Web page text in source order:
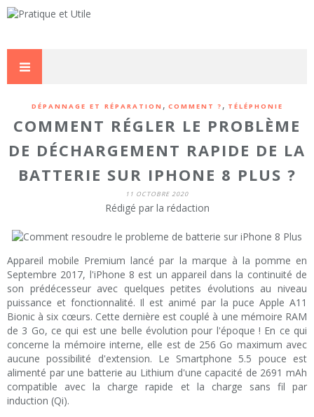
DÉPANNAGE ET RÉPARATION , COMMENT ? , TÉLÉPHONIE
COMMENT RÉGLER LE PROBLÈME
DE DÉCHARGEMENT RAPIDE DE LA
BATTERIE SUR IPHONE 8 PLUS ?
11 OCTOBRE 2020
Rédigé par la rédaction
Appareil mobile Premium lancé par la marque à la pomme en
Septembre 2017, l'iPhone 8 est un appareil dans la continuité de
son prédécesseur avec quelques petites évolutions au niveau
puissance et fonctionnalité. Il est animé par la puce Apple A11
Bionic à six cœurs. Cette dernière est couplé à une mémoire RAM
de 3 Go, ce qui est une belle évolution pour l'époque ! En ce qui
concerne la mémoire interne, elle est de 256 Go maximum avec
aucune possibilité d'extension. Le Smartphone 5.5 pouce est
alimenté par une batterie au Lithium d'une capacité de 2691 mAh
compatible avec la charge rapide et la charge sans fil par
induction (Qi).